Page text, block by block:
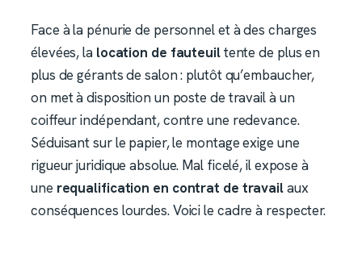
Face à la pénurie de personnel et à des charges
élevées, la location de fauteuiltente de plus en
plus de gérants de salon : plutôt qu’embaucher,
on met à disposition un poste de travail à un
coiffeur indépendant, contre une redevance.
Séduisant sur le papier, le montage exige une
rigueur juridique absolue. Mal ficelé, il expose à
une requalification en contrat de travailaux
conséquences lourdes. Voici le cadre à respecter.